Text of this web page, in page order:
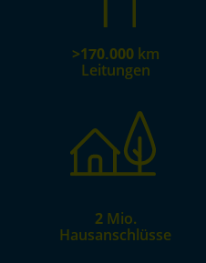
>170.000 km
Leitungen
2 Mio.
Hausanschlüsse